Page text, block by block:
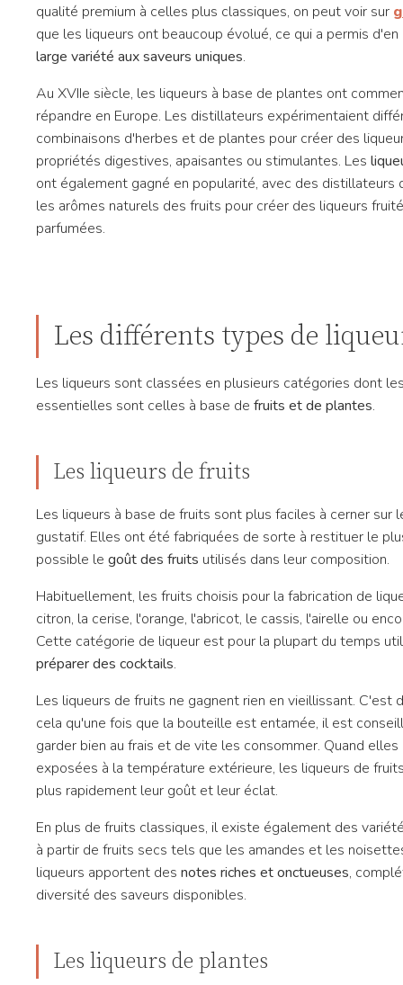
qualité premium à celles plus classiques, on peut voir sur
que les liqueurs ont beaucoup évolué, ce qui a permis
large variété aux saveurs uniques.
Au XVIIe siècle, les liqueurs à base de plantes ont
répandre en Europe. Les distillateurs expérimentaient
combinaisons d'herbes et de plantes pour créer des
propriétés digestives, apaisantes ou stimulantes. Les
ont également gagné en popularité, avec des distillateurs
les arômes naturels des fruits pour créer des liqueurs
parfumées.
Les différents types de
Les liqueurs sont classées en plusieurs catégories dont
essentielles sont celles à base de fruits et de plantes.
Les liqueurs de fruits
Les liqueurs à base de fruits sont plus faciles à cerner sur
gustatif. Elles ont été fabriquées de sorte à restituer le
possible le goût des fruits utilisés dans leur composition.
Habituellement, les fruits choisis pour la fabrication de
citron, la cerise, l'orange, l'abricot, le cassis, l'airelle ou
Cette catégorie de liqueur est pour la plupart du temps
préparer des cocktails.
Les liqueurs de fruits ne gagnent rien en vieillissant. C'est
cela qu'une fois que la bouteille est entamée, il est
garder bien au frais et de vite les consommer. Quand
exposées à la température extérieure, les liqueurs de
plus rapidement leur goût et leur éclat.
En plus de fruits classiques, il existe également des
à partir de fruits secs tels que les amandes et les
liqueurs apportent des notes riches et onctueuses,
diversité des saveurs disponibles.
Les liqueurs de plantes